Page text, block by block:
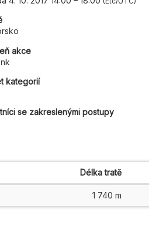
akce
kategorií
se zakreslenými postupy
Délka tratě
1 740 m